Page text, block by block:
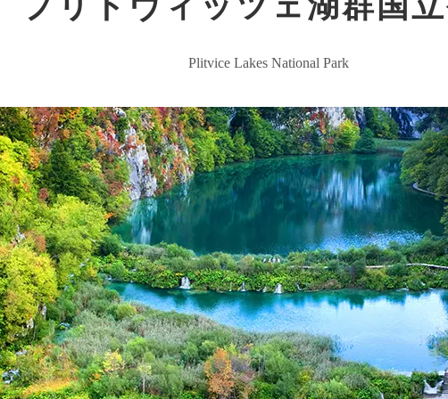
Plitvice Lakes National Park